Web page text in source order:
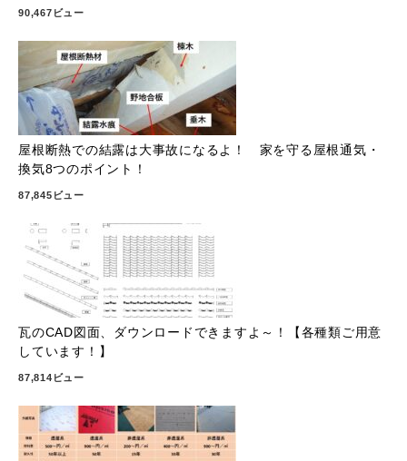
90,467ビュー
屋根断熱での結露は大事故になるよ！ 家を守る屋根通気・
換気8つのポイント！
87,845ビュー
瓦のCAD図面、ダウンロードできますよ～！【各種類ご用意
しています！】
87,814ビュー